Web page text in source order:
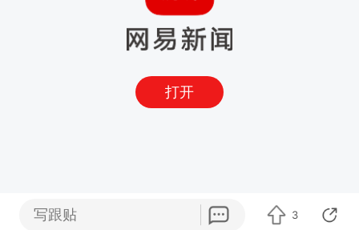
打开
写跟贴 3